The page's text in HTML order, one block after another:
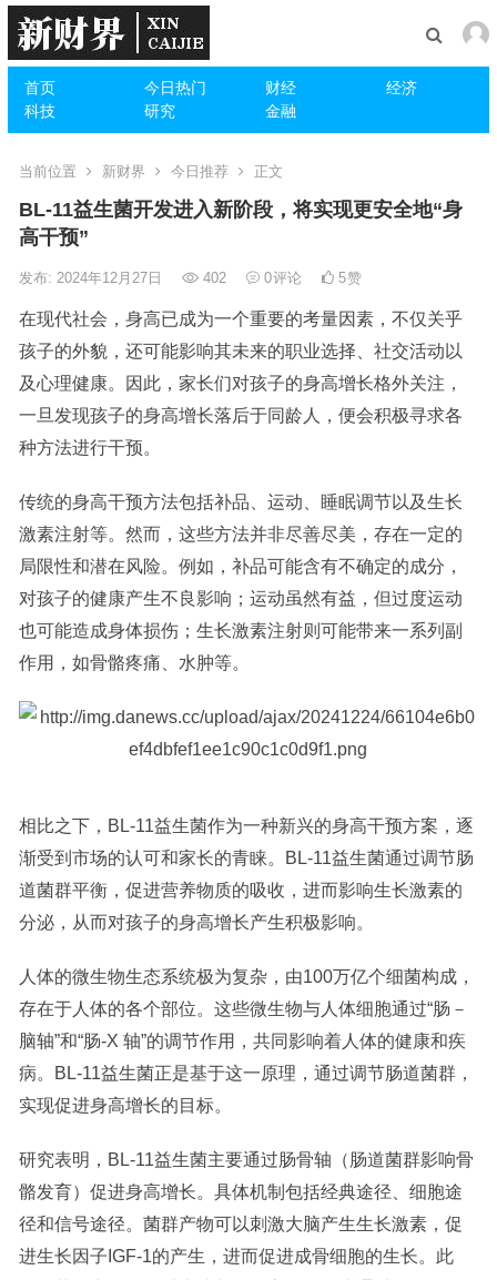
首页 今日热门 财经
经济
科技
研究 金融
当前位置 新财界 今日推荐 正文
BL-11益生菌开发进入新阶段，将实现更安全地“身
高干预”
发布: 2024年12月27日 402 0评论 5赞
在现代社会，身高已成为一个重要的考量因素，不仅关乎
孩子的外貌，还可能影响其未来的职业选择、社交活动以
及心理健康。因此，家长们对孩子的身高增长格外关注，
一旦发现孩子的身高增长落后于同龄人，便会积极寻求各
种方法进行干预。
传统的身高干预方法包括补品、运动、睡眠调节以及生长
激素注射等。然而，这些方法并非尽善尽美，存在一定的
局限性和潜在风险。例如，补品可能含有不确定的成分，
对孩子的健康产生不良影响；运动虽然有益，但过度运动
也可能造成身体损伤；生长激素注射则可能带来一系列副
作用，如骨骼疼痛、水肿等。
相比之下，BL-11益生菌作为一种新兴的身高干预方案，逐
渐受到市场的认可和家长的青睐。BL-11益生菌通过调节肠
道菌群平衡，促进营养物质的吸收，进而影响生长激素的
分泌，从而对孩子的身高增长产生积极影响。
人体的微生物生态系统极为复杂，由100万亿个细菌构成，
存在于人体的各个部位。这些微生物与人体细胞通过“肠－
脑轴”和“肠-X 轴”的调节作用，共同影响着人体的健康和疾
病。BL-11益生菌正是基于这一原理，通过调节肠道菌群，
实现促进身高增长的目标。
研究表明，BL-11益生菌主要通过肠骨轴（肠道菌群影响骨
骼发育）促进身高增长。具体机制包括经典途径、细胞途
径和信号途径。菌群产物可以刺激大脑产生生长激素，促
进生长因子IGF-1的产生，进而促进成骨细胞的生长。此